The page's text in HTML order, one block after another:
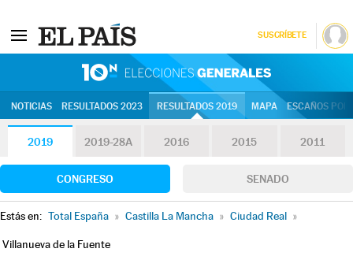
SUSCRÍBETE
NOTICIAS RESULTADOS 2023 RESULTADOS 2019 MAPA ESCAÑOS
2019 2019-28A 2016 2015 2011
CONGRESO SENADO
Estás en: Total España » Castilla La Mancha » Ciudad Real »
Villanueva de la Fuente